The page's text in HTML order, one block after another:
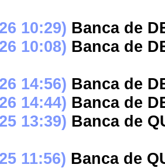
10:29) Banca de
10:08) Banca de
14:56) Banca de
14:44) Banca de
13:39) Banca de
11:56) Banca de